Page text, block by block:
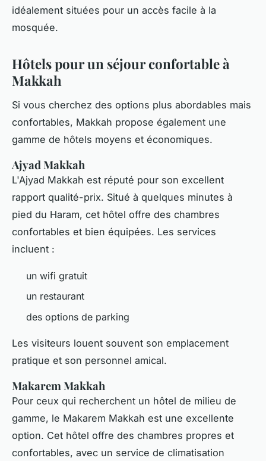
idéalement situées pour un accès facile à la
mosquée.
Hôtels pour un séjour confortable à
Makkah
Si vous cherchez des options plus abordables mais
confortables, Makkah propose également une
gamme de hôtels moyens et économiques.
Ajyad Makkah
L'Ajyad Makkah est réputé pour son excellent
rapport qualité-prix. Situé à quelques minutes à
pied du Haram, cet hôtel offre des chambres
confortables et bien équipées. Les services
incluent :
un wifi gratuit
un restaurant
des options de parking
Les visiteurs louent souvent son emplacement
pratique et son personnel amical.
Makarem Makkah
Pour ceux qui recherchent un hôtel de milieu de
gamme, le Makarem Makkah est une excellente
option. Cet hôtel offre des chambres propres et
confortables, avec un service de climatisation